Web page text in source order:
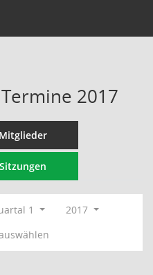
2017
Mitglieder
Sitzungen
1
2017